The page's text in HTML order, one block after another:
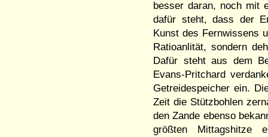
besser daran, noch mit
dafür steht, dass der
Kunst des Fernwissens
Ratioanlität, sondern
Dafür steht aus dem
Evans-Pritchard
Getreidespeicher ein.
Zeit die Stützbohlen
den Zande ebenso
größten Mittagshitze